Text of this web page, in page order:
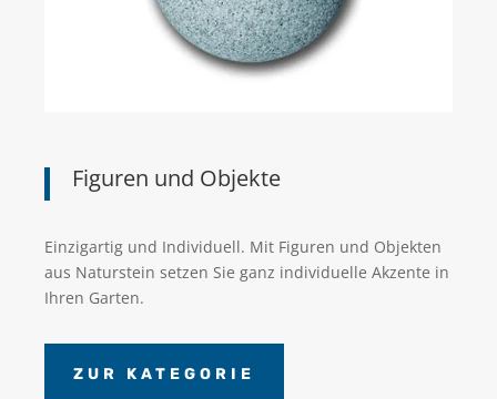
Figuren und Objekte
Einzigartig und Individuell. Mit Figuren und Objekten
aus Naturstein setzen Sie ganz individuelle Akzente in
Ihren Garten.
ZUR KATEGORIE